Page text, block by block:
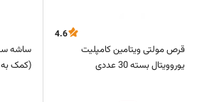
4.6
قرص مولتی ویتامین کامپلیت
یوروویتال بسته 30 عددی
(کمک